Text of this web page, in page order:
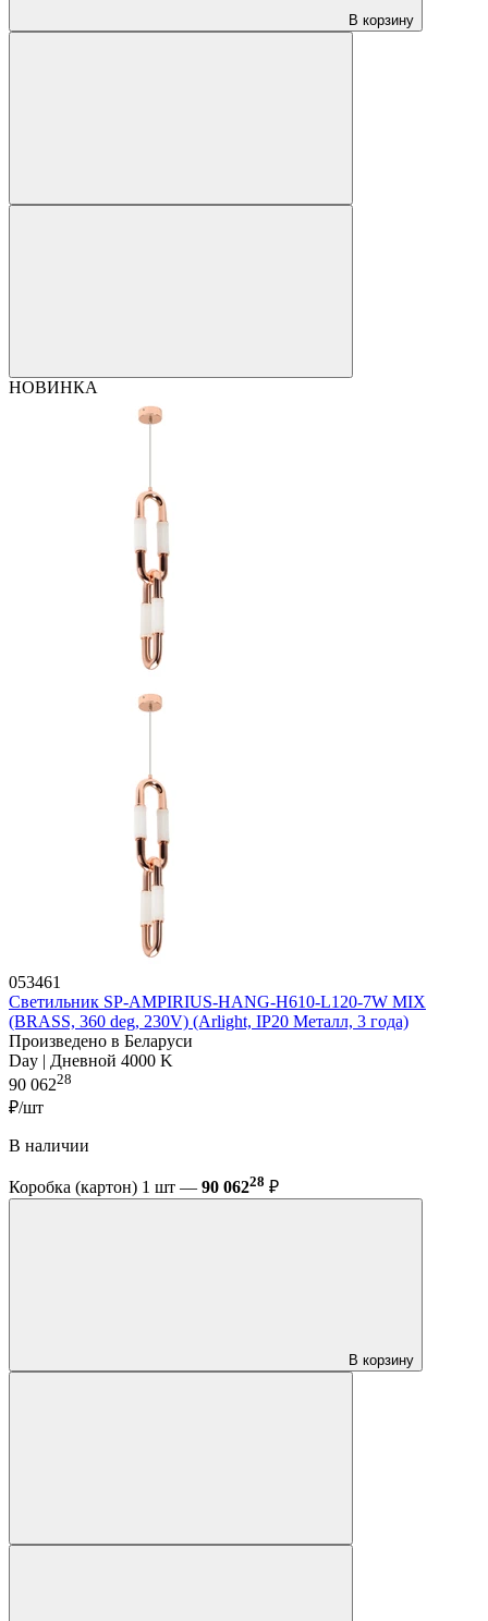
В корзину
НОВИНКА
053461
Светильник SP-AMPIRIUS-HANG-H610-L120-7W MIX
(BRASS, 360 deg, 230V) (Arlight, IP20 Металл, 3 года)
Произведено в Беларуси
Day | Дневной 4000 K
90 06228
₽/шт
В наличии
Коробка (картон) 1 шт — 90 06228 ₽
В корзину